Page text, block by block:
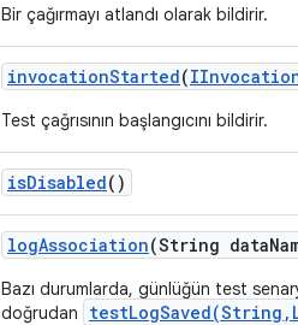
Bir çağırmayı atlandı olarak bildirir.
invocationStarted(
Test çağrısının başlangıcını bildirir.
isDisabled()
logAssociation(String data
Bazı durumlarda, günlüğün test
doğrudan